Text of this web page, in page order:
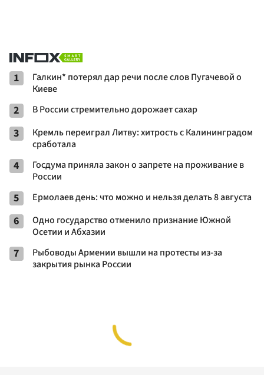
1
Галкин* потерял дар речи после слов Пугачевой о
Киеве
2 В России стремительно дорожает сахар
3
Кремль переиграл Литву: хитрость с Калининградом
сработала
4
Госдума приняла закон о запрете на проживание в
России
5 Ермолаев день: что можно и нельзя делать 8 августа
6
Одно государство отменило признание Южной
Осетии и Абхазии
7
Рыбоводы Армении вышли на протесты из-за
закрытия рынка России